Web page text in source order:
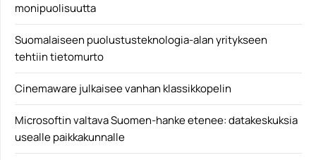
monipuolisuutta
Suomalaiseen puolustusteknologia-alan yritykseen
tehtiin tietomurto
Cinemaware julkaisee vanhan klassikkopelin
Microsoftin valtava Suomen-hanke etenee: datakeskuksia
usealle paikkakunnalle